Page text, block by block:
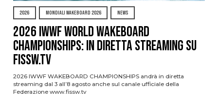
2026 MONDIALI WAKEBOARD 2026 NEWS
2026 IWWF WORLD WAKEBOARD
CHAMPIONSHIPS: IN DIRETTA STREAMING SU
FISSW.TV
2026 IWWF WAKEBOARD CHAMPIONSHIPS andrà in diretta
streaming dal 3 all’8 agosto anche sul canale ufficiale della
Federazione www.fissw.tv